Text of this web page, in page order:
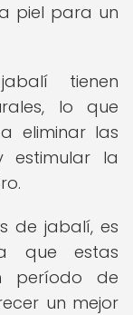
piel para un
tienen
lo que
eliminar las
estimular la
de jabalí, es
que estas
período de
un mejor